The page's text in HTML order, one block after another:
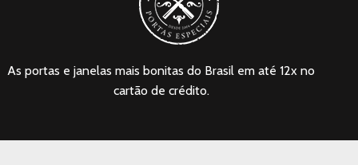
As portas e janelas mais bonitas do Brasil em até 12x no
cartão de crédito.